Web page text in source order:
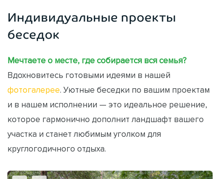
Индивидуальные проекты
беседок
Мечтаете о месте, где собирается вся семья?
Вдохновитесь готовыми идеями в нашей
фотогалерее. Уютные беседки по вашим проектам
и в нашем исполнении — это идеальное решение,
которое гармонично дополнит ландшафт вашего
участка и станет любимым уголком для
круглогодичного отдыха.